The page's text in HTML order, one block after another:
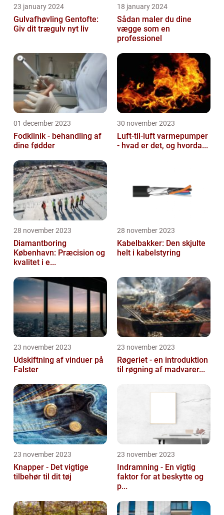
23 january 2024
Gulvafhøvling Gentofte:
Giv dit trægulv nyt liv
18 january 2024
Sådan maler du dine
vægge som en
professionel
01 december 2023
Fodklinik - behandling af
dine fødder
30 november 2023
Luft-til-luft varmepumper
- hvad er det, og hvorda...
28 november 2023
Diamantboring
København: Præcision og
kvalitet i e...
28 november 2023
Kabelbakker: Den skjulte
helt i kabelstyring
23 november 2023
Udskiftning af vinduer på
Falster
23 november 2023
Røgeriet - en introduktion
til røgning af madvarer...
23 november 2023
Knapper - Det vigtige
tilbehør til dit tøj
23 november 2023
Indramning - En vigtig
faktor for at beskytte og
p...